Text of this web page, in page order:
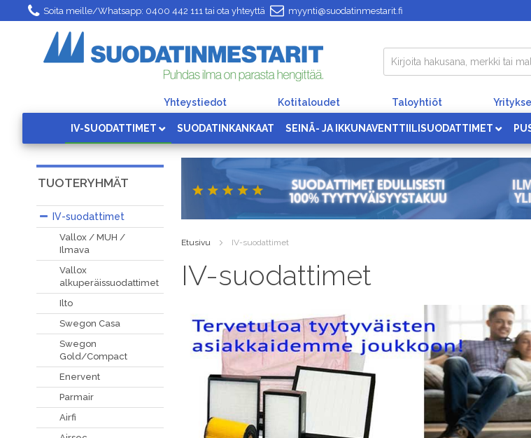
Skip
to
Content
Soita meille/Whatsapp: 0400 442 111 tai ota yhteyttä myynti@suodatinmestarit.fi
Yhteystiedot Kotitaloudet Taloyhtiöt
IV-SUODATTIMET SUODATINKANKAAT SEINÄ- JA IKKUNAVENTTIILISUODATTIMET
Etusivu IV-suodattimet
IV-suodattimet
TUOTERYHMÄT
IV-suodattimet
Vallox / MUH /
Ilmava
Vallox
alkuperäissuodattimet
Ilto
Swegon Casa
Swegon
Gold/Compact
Enervent
Parmair
Airfi